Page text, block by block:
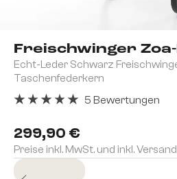
Freischwinger
Echt-Leder Schwarz
Taschenfederkern
299,90 €
Preise inkl. MwSt. und inkl.
5 Bewertungen